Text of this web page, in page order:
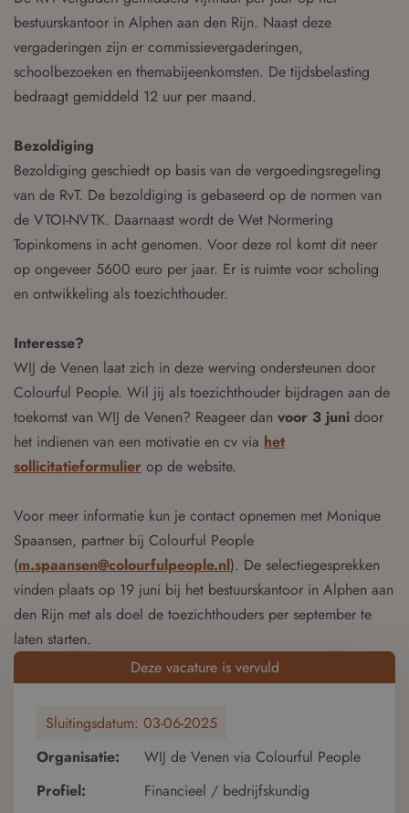
bestuurskantoor in Alphen aan den Rijn. Naast deze
vergaderingen zijn er commissievergaderingen,
schoolbezoeken en themabijeenkomsten. De tijdsbelasting
bedraagt gemiddeld 12 uur per maand.
Bezoldiging
Bezoldiging geschiedt op basis van de vergoedingsregeling
van de RvT. De bezoldiging is gebaseerd op de normen van
de VTOI-NVTK. Daarnaast wordt de Wet Normering
Topinkomens in acht genomen. Voor deze rol komt dit neer
op ongeveer 5600 euro per jaar. Er is ruimte voor scholing
en ontwikkeling als toezichthouder.
Interesse?
WIJ de Venen laat zich in deze werving ondersteunen door
Colourful People. Wil jij als toezichthouder bijdragen aan de
toekomst van WIJ de Venen? Reageer dan voor 3 juni door
het indienen van een motivatie en cv via het
sollicitatieformulier op de website.
Voor meer informatie kun je contact opnemen met Monique
Spaansen, partner bij Colourful People
(m.spaansen@colourfulpeople.nl). De selectiegesprekken
vinden plaats op 19 juni bij het bestuurskantoor in Alphen aan
den Rijn met als doel de toezichthouders per september te
laten starten.
Deze vacature is vervuld
Sluitingsdatum: 03-06-2025
Organisatie:
WIJ de Venen via Colourful People
Profiel:
Financieel / bedrijfskundig